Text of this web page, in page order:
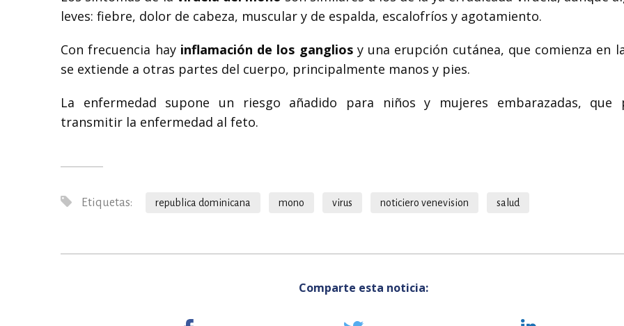
leves: fiebre, dolor de cabeza, muscular y de espalda, escalofríos y agotamiento.
Con frecuencia hayinflamación de los gangliosy una erupción cutánea, que comienza en
se extiende a otras partes del cuerpo, principalmente manos y pies.
La enfermedad supone un riesgo añadido para niños y mujeres embarazadas, que
transmitir la enfermedad al feto.
Etiquetas: republica dominicana mono virus noticiero venevision salud
Comparte esta noticia: